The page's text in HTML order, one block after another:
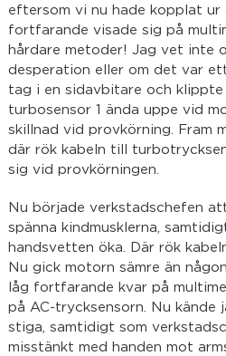
eftersom vi nu hade kopplat ur
fortfarande visade sig på
hårdare metoder! Jag vet inte
desperation eller om det var
tag i en sidavbitare och klippte
turbosensor 1 ända uppe vid
skillnad vid provkörning. Fram
där rök kabeln till
sig vid provkörningen.
Nu började verkstadschefen
spänna kindmusklerna,
handsvetten öka. Där rök
Nu gick motorn sämre än
låg fortfarande kvar på
på AC-trycksensorn. Nu kände
stiga, samtidigt som
misstänkt med handen mot